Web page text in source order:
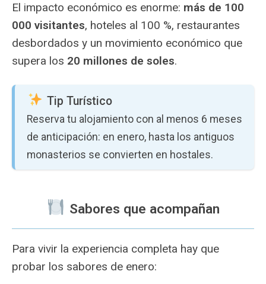
El impacto económico es enorme: más de 100
000 visitantes, hoteles al 100 %, restaurantes
desbordados y un movimiento económico que
supera los 20 millones de soles.
Tip Turístico
Reserva tu alojamiento con al menos 6 meses
de anticipación: en enero, hasta los antiguos
monasterios se convierten en hostales.
️ Sabores que acompañan
Para vivir la experiencia completa hay que
probar los sabores de enero: